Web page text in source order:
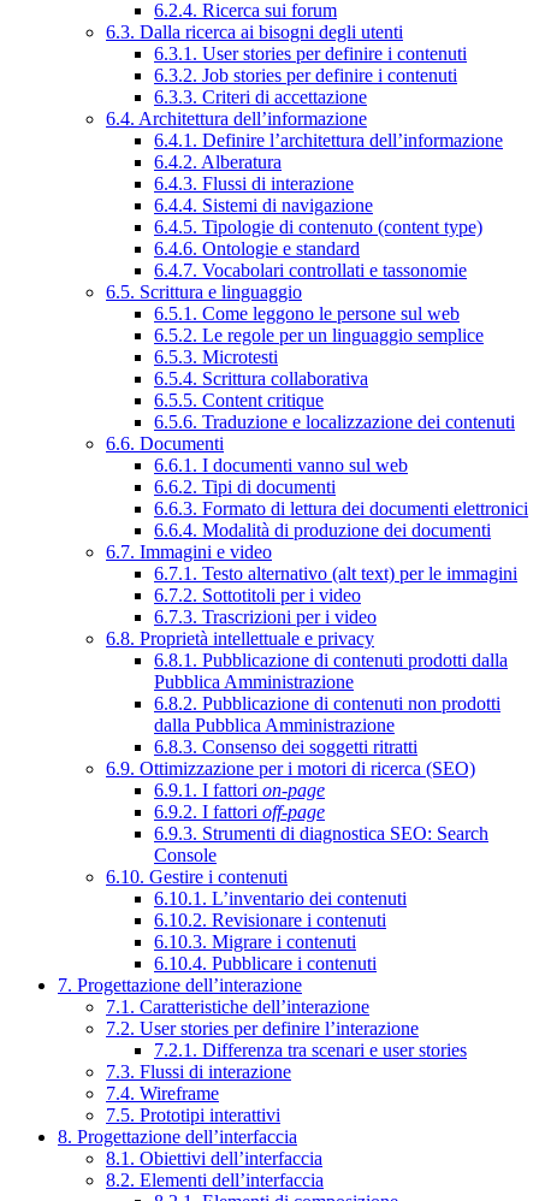
6.2.4. Ricerca sui forum
6.3. Dalla ricerca ai bisogni degli utenti
6.3.1. User stories per definire i contenuti
6.3.2. Job stories per definire i contenuti
6.3.3. Criteri di accettazione
6.4. Architettura dell’informazione
6.4.1. Definire l’architettura dell’informazione
6.4.2. Alberatura
6.4.3. Flussi di interazione
6.4.4. Sistemi di navigazione
6.4.5. Tipologie di contenuto (content type)
6.4.6. Ontologie e standard
6.4.7. Vocabolari controllati e tassonomie
6.5. Scrittura e linguaggio
6.5.1. Come leggono le persone sul web
6.5.2. Le regole per un linguaggio semplice
6.5.3. Microtesti
6.5.4. Scrittura collaborativa
6.5.5. Content critique
6.5.6. Traduzione e localizzazione dei contenuti
6.6. Documenti
6.6.1. I documenti vanno sul web
6.6.2. Tipi di documenti
6.6.3. Formato di lettura dei documenti elettronici
6.6.4. Modalità di produzione dei documenti
6.7. Immagini e video
6.7.1. Testo alternativo (alt text) per le immagini
6.7.2. Sottotitoli per i video
6.7.3. Trascrizioni per i video
6.8. Proprietà intellettuale e privacy
6.8.1. Pubblicazione di contenuti prodotti dalla
Pubblica Amministrazione
6.8.2. Pubblicazione di contenuti non prodotti
dalla Pubblica Amministrazione
6.8.3. Consenso dei soggetti ritratti
6.9. Ottimizzazione per i motori di ricerca (SEO)
6.9.1. I fattori on-page
6.9.2. I fattori off-page
6.9.3. Strumenti di diagnostica SEO: Search
Console
6.10. Gestire i contenuti
6.10.1. L’inventario dei contenuti
6.10.2. Revisionare i contenuti
6.10.3. Migrare i contenuti
6.10.4. Pubblicare i contenuti
7. Progettazione dell’interazione
7.1. Caratteristiche dell’interazione
7.2. User stories per definire l’interazione
7.2.1. Differenza tra scenari e user stories
7.3. Flussi di interazione
7.4. Wireframe
7.5. Prototipi interattivi
8. Progettazione dell’interfaccia
8.1. Obiettivi dell’interfaccia
8.2. Elementi dell’interfaccia